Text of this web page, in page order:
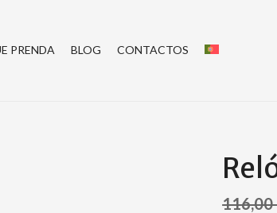
PRENDA BLOG CONTACTOS
116,00